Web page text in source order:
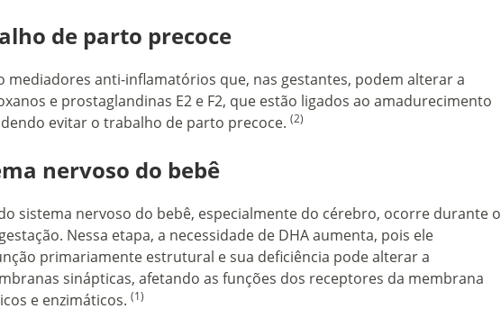
de parto precoce
mediadores anti-inflamatórios que, nas gestantes, podem alterar a
e prostaglandinas E2 e F2, que estão ligados ao amadurecimento
evitar o trabalho de parto precoce. (2)
nervoso do bebê
sistema nervoso do bebê, especialmente do cérebro, ocorre durante o
Nessa etapa, a necessidade de DHA aumenta, pois ele
primariamente estrutural e sua deficiência pode alterar a
sinápticas, afetando as funções dos receptores da membrana
e enzimáticos. (1)